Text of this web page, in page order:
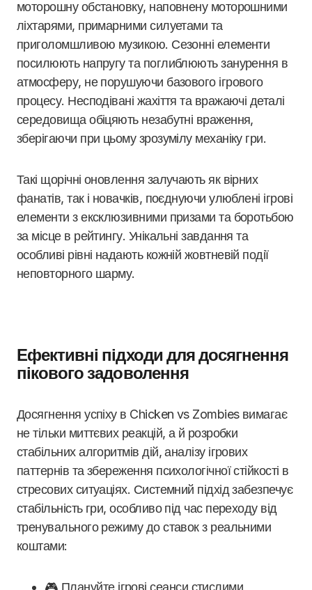
моторошну обстановку, наповнену моторошними
ліхтарями, примарними силуетами та
приголомшливою музикою. Сезонні елементи
посилюють напругу та поглиблюють занурення в
атмосферу, не порушуючи базового ігрового
процесу. Несподівані жахіття та вражаючі деталі
середовища обіцяють незабутні враження,
зберігаючи при цьому зрозумілу механіку гри.
Такі щорічні оновлення залучають як вірних
фанатів, так і новачків, поєднуючи улюблені ігрові
елементи з ексклюзивними призами та боротьбою
за місце в рейтингу. Унікальні завдання та
особливі рівні надають кожній жовтневій події
неповторного шарму.
Ефективні підходи для досягнення
пікового задоволення
Досягнення успіху в Chicken vs Zombies вимагає
не тільки миттєвих реакцій, а й розробки
стабільних алгоритмів дій, аналізу ігрових
паттернів та збереження психологічної стійкості в
стресових ситуаціях. Системний підхід забезпечує
стабільність гри, особливо під час переходу від
тренувального режиму до ставок з реальними
коштами:
🎮 Плануйте ігрові сеанси стислими,